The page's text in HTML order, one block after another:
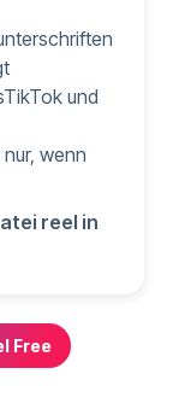
und
wenn
reel in
Free